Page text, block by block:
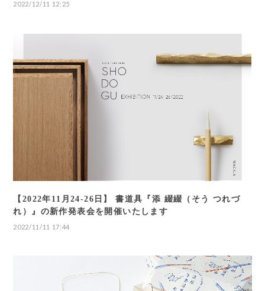
2022/12/11 12:25
【2022年11月24-26日】 書道具『添 綴綴（そう つれづ
れ）』の新作発表会を開催いたします
2022/11/11 17:44